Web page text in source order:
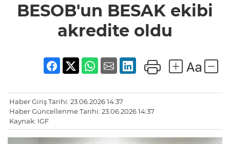
akredite
oldu
BESOB'un BESAK ekibi
akredite oldu
Haber Giriş Tarihi: 23.06.2026 14:37
Haber Güncellenme Tarihi: 23.06.2026 14:37
Kaynak: IGF